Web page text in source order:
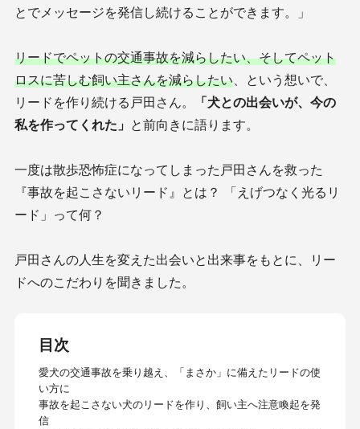
とでメッセージを発信し続けることができます。」
リードでペットの交通事故を減らしたい、そしてペット
ロスに苦しむ飼い主さんを減らしたい 、という想いで、
リードを作り続ける戸田さん。
「犬との出会いが、今の
私を作ってくれた」 と前向きに語ります。
一度は散歩恐怖症になってしまった戸田さんを救った
『事故を起こさないリード』とは？ 「えげつなく光るリ
ード」って何？
戸田さんの人生を変えた出会いと出来事をもとに、リー
ドへのこだわりを聞きました。
目次
愛犬の交通事故を乗り越え、「まさか」に備えたリードの使
い方に
事故を起こさない犬のリードを作り、飼い主へ注意喚起を発
信